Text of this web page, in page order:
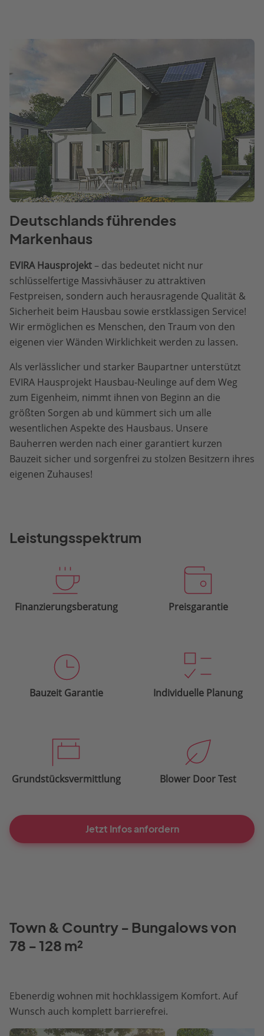
Deutschlands führendes
Markenhaus
EVIRA Hausprojekt– das bedeutet nicht nur
schlüsselfertige Massivhäuser zu attraktiven
Festpreisen, sondern auch herausragende Qualität &
Sicherheit beim Hausbau sowie erstklassigen Service!
Wir ermöglichen es Menschen, den Traum von den
eigenen vier Wänden Wirklichkeit werden zu lassen.
Als verlässlicher und starker Baupartner unterstützt
EVIRA Hausprojekt Hausbau-Neulinge auf dem Weg
zum Eigenheim, nimmt ihnen von Beginn an die
größten Sorgen ab und kümmert sich um alle
wesentlichen Aspekte des Hausbaus. Unsere
Bauherren werden nach einer garantiert kurzen
Bauzeit sicher und sorgenfrei zu stolzen Besitzern ihres
eigenen Zuhauses!
Leistungsspektrum
Finanzierungsberatung Preisgarantie
Bauzeit Garantie Individuelle Planung
Grundstücksvermittlung Blower Door Test
Jetzt Infos anfordern
Town & Country - Bungalows von
78 - 128 m²
Ebenerdig wohnen mit hochklassigem Komfort. Auf
Wunsch auch komplett barrierefrei.